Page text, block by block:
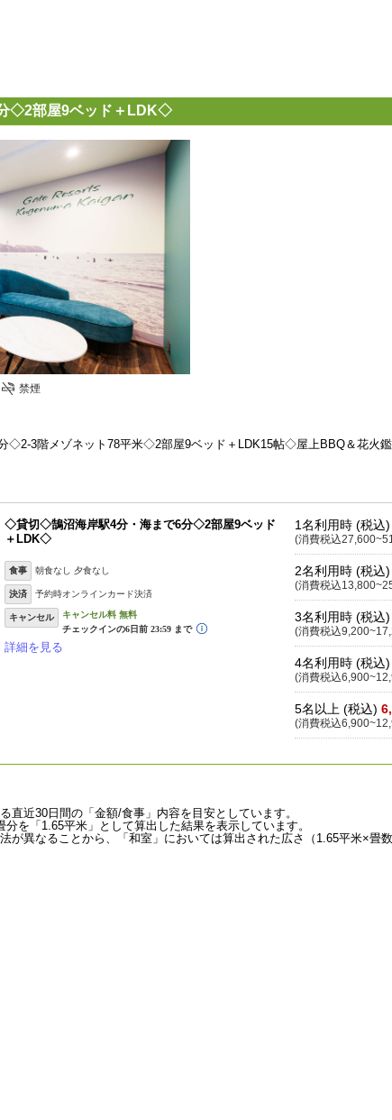
◇2部屋9ベッド＋LDK◇
禁煙
3階メゾネット78平米◇2部屋9ベッド＋LDK15帖◇屋上BBQ＆花火
◇貸切◇鵠沼海岸駅4分・海まで6分◇2部屋9ベッド
＋LDK◇
食事 朝食なし 夕食なし
決済 予約時オンラインカード決済
キャンセル
詳細を見る
1名利用時 (税込)
(消費税込
2名利用時 (税込)
(消費税込
3名利用時 (税込)
(消費税込
4名利用時 (税込)
(消費税込
5名以上 (税込)
(消費税込
近30日間の「金額/食事」内容を目安としています。
を「1.65平米」として算出した結果を表示しています。
が異なることから、「和室」においては算出された広さ（1.65平米×畳